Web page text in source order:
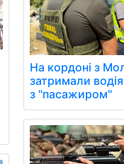
На кордоні з
затримали
з "пасажиром"